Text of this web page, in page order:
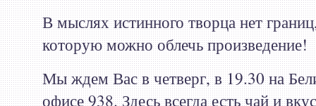
В мыслях истинного творца нет
которую можно облечь произведение!
Мы ждем Вас в четверг, в 19.30 на
офисе 938. Здесь всегда есть чай и